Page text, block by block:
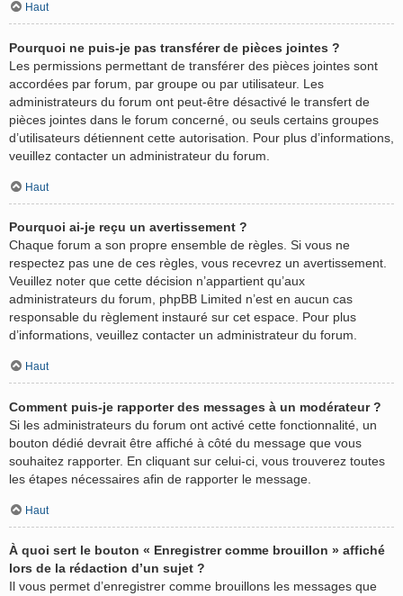
Haut
Pourquoi ne puis-je pas transférer de pièces jointes ?
Les permissions permettant de transférer des pièces jointes sont
accordées par forum, par groupe ou par utilisateur. Les
administrateurs du forum ont peut-être désactivé le transfert de
pièces jointes dans le forum concerné, ou seuls certains groupes
d’utilisateurs détiennent cette autorisation. Pour plus d’informations,
veuillez contacter un administrateur du forum.
Haut
Pourquoi ai-je reçu un avertissement ?
Chaque forum a son propre ensemble de règles. Si vous ne
respectez pas une de ces règles, vous recevrez un avertissement.
Veuillez noter que cette décision n’appartient qu’aux
administrateurs du forum, phpBB Limited n’est en aucun cas
responsable du règlement instauré sur cet espace. Pour plus
d’informations, veuillez contacter un administrateur du forum.
Haut
Comment puis-je rapporter des messages à un modérateur ?
Si les administrateurs du forum ont activé cette fonctionnalité, un
bouton dédié devrait être affiché à côté du message que vous
souhaitez rapporter. En cliquant sur celui-ci, vous trouverez toutes
les étapes nécessaires afin de rapporter le message.
Haut
À quoi sert le bouton « Enregistrer comme brouillon » affiché
lors de la rédaction d’un sujet ?
Il vous permet d’enregistrer comme brouillons les messages que